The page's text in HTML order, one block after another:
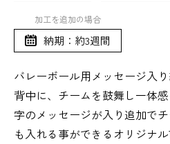
加工を追加の場合
納期：約3週間
バレーボール用メッセージ入り
背中に、チームを鼓舞し一体
字のメッセージが入り追加で
も入れる事ができるオリジナル